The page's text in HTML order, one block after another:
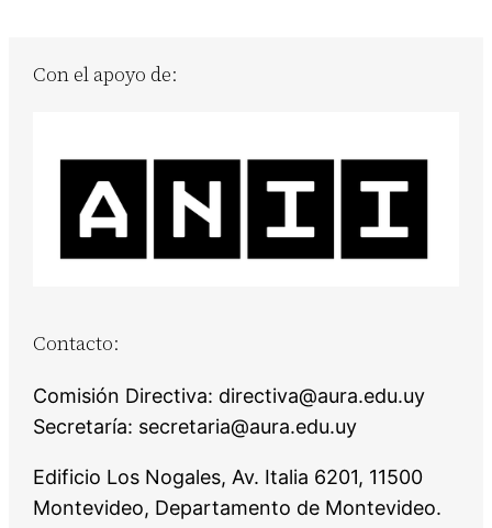
Con el apoyo de:
Contacto:
Comisión Directiva: directiva@aura.edu.uy
Secretaría: secretaria@aura.edu.uy
Edificio Los Nogales, Av. Italia 6201, 11500
Montevideo, Departamento de Montevideo.